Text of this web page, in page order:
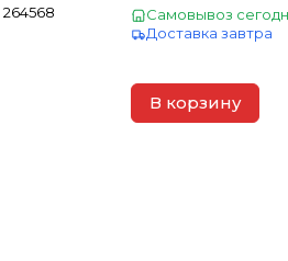
264568
Самовывоз
Доставка завтра
В корзину